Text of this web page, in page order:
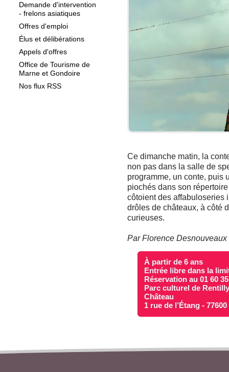
Demande d'intervention
- frelons asiatiques
Offres d'emploi
Élus et délibérations
Appels d'offres
Office de Tourisme de
Marne et Gondoire
Nos flux RSS
Ce dimanche matin, la
non pas dans la salle de
programme, un conte, puis
piochés dans son
côtoient des affabuloseries
drôles de châteaux, à côté
curieuses.
Par Florence Desnouveaux
À partir de 6 ans
Entrée libre dans la
Réservation au 01 60
Parc culturel de
Château
1 rue de l’Étang -